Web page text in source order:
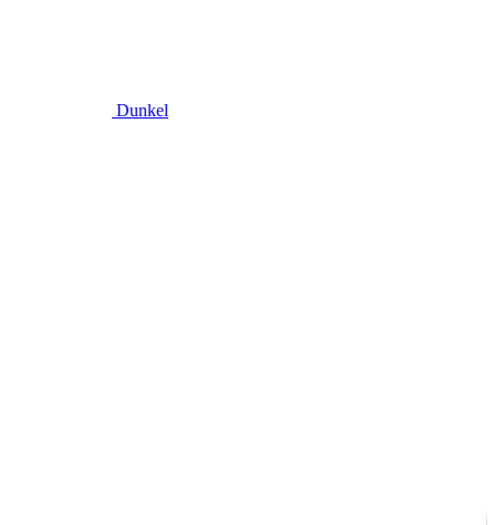
Dunkel